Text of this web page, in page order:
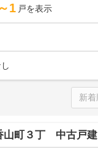
1 戸を表示
山町３丁 中古戸建